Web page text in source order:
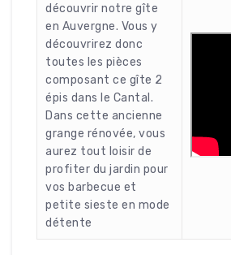
découvrir notre gîte
en Auvergne. Vous y
découvrirez donc
toutes les pièces
composant ce gîte 2
épis dans le Cantal.
Dans cette ancienne
grange rénovée, vous
aurez tout loisir de
profiter du jardin pour
vos barbecue et
petite sieste en mode
détente